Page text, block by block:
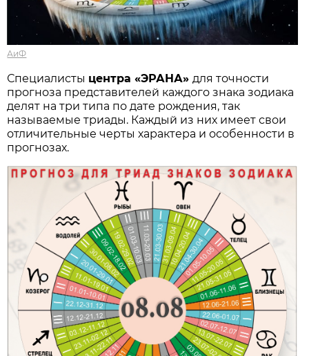
АиФ
Специалисты центра «ЭРАНА»для точности
прогноза представителей каждого знака зодиака
делят на три типа по дате рождения, так
называемые триады. Каждый из них имеет свои
отличительные черты характера и особенности в
прогнозах.